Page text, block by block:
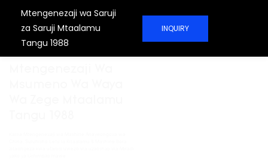
Mtengenezaji wa Saruji
za Saruji Mtaalamu
Tangu 1988
INQUIRY